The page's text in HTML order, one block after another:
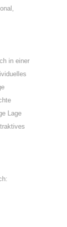
in einer
Lage